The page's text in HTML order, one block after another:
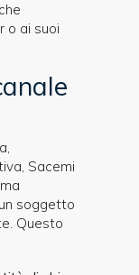
o ai suoi
Sacemi
soggetto
Questo